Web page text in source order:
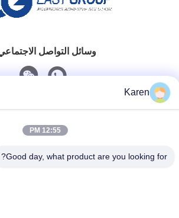
وسائل التواصل الاجتماعي
Karen
12:55 PM
Good day, what product are you looking for?